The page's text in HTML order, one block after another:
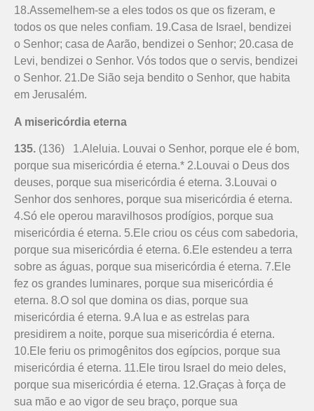
18.Assemelhem-se a eles todos os que os fizeram, e
todos os que neles confiam. 19.Casa de Israel, bendizei
o Senhor; casa de Aarão, bendizei o Senhor; 20.casa de
Levi, bendizei o Senhor. Vós todos que o servis, bendizei
o Senhor. 21.De Sião seja bendito o Senhor, que habita
em Jerusalém.
A misericórdia eterna
135. (136) 1.Aleluia. Louvai o Senhor, porque ele é bom,
porque sua misericórdia é eterna.* 2.Louvai o Deus dos
deuses, porque sua misericórdia é eterna. 3.Louvai o
Senhor dos senhores, porque sua misericórdia é eterna.
4.Só ele operou maravilhosos prodígios, porque sua
misericórdia é eterna. 5.Ele criou os céus com sabedoria,
porque sua misericórdia é eterna. 6.Ele estendeu a terra
sobre as águas, porque sua misericórdia é eterna. 7.Ele
fez os grandes luminares, porque sua misericórdia é
eterna. 8.O sol que domina os dias, porque sua
misericórdia é eterna. 9.A lua e as estrelas para
presidirem a noite, porque sua misericórdia é eterna.
10.Ele feriu os primogênitos dos egípcios, porque sua
misericórdia é eterna. 11.Ele tirou Israel do meio deles,
porque sua misericórdia é eterna. 12.Graças à força de
sua mão e ao vigor de seu braço, porque sua